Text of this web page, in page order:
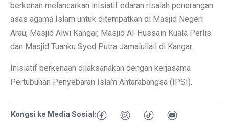
berkenan melancarkan inisiatif edaran risalah penerangan
asas agama Islam untuk ditempatkan di Masjid Negeri
Arau, Masjid Alwi Kangar, Masjid Al-Hussain Kuala Perlis
dan Masjid Tuanku Syed Putra Jamalullail di Kangar.
Inisiatif berkenaan dilaksanakan dengan kerjasama
Pertubuhan Penyebaran Islam Antarabangsa (IPSI).
Kongsi ke Media Sosial: